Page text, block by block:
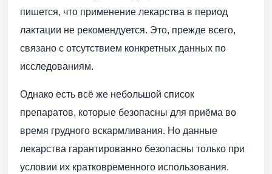
пишется, что применение лекарства в период
лактации не рекомендуется. Это, прежде всего,
связано с отсутствием конкретных данных по
исследованиям.
Однако есть всё же небольшой список
препаратов, которые безопасны для приёма во
время грудного вскармливания. Но данные
лекарства гарантированно безопасны только при
условии их кратковременного использования.